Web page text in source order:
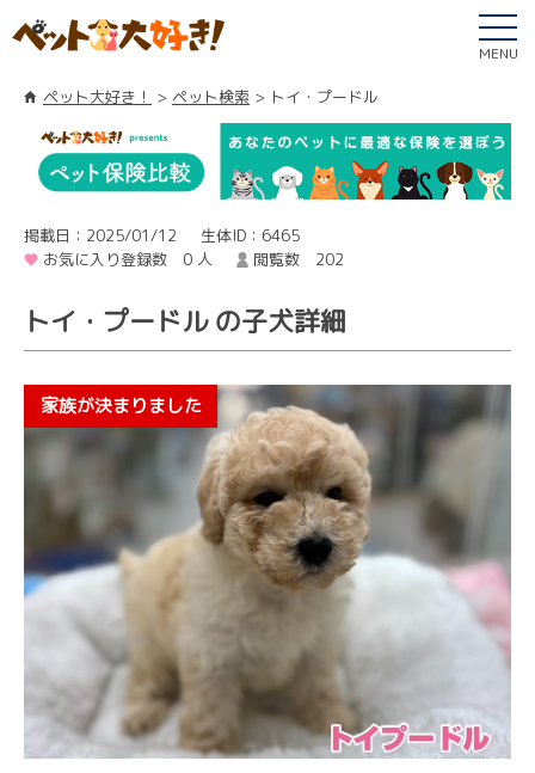
MENU
ペット大好き！ ペット検索 トイ・プードル
掲載日：2025/01/12
生体ID：6465
お気に入り登録数 0 人
閲覧数 202
トイ・プードル の子犬詳細